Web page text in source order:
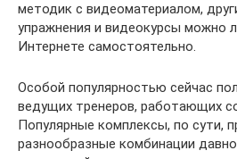
методик с видеоматериалом,
упражнения и видеокурсы можно
Интернете самостоятельно.
Особой популярностью сейчас
ведущих тренеров, работающих
Популярные комплексы, по сути,
разнообразные комбинации